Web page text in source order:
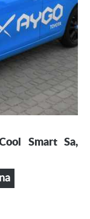
Smart Sa,